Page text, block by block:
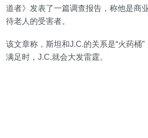
道者》发表了一篇调查报告，称他是商
待老人的受害者。
该文章称，斯坦和J.C.的关系是“火药桶”
满足时，J.C.就会大发雷霆。